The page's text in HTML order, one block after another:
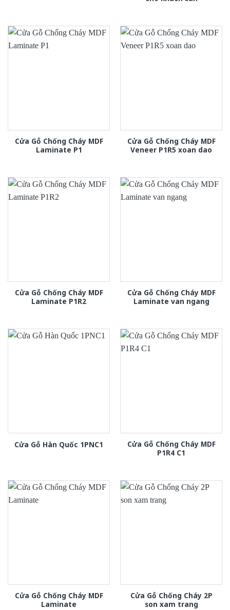
Cửa Gỗ Chống Cháy MDF
Laminate P1
Cửa Gỗ Chống Cháy MDF
Veneer P1R5 xoan dao
Cửa Gỗ Chống Cháy MDF
Laminate P1R2
Cửa Gỗ Chống Cháy MDF
Laminate van ngang
Cửa Gỗ Hàn Quốc 1PNC1
Cửa Gỗ Chống Cháy MDF
P1R4 C1
Cửa Gỗ Chống Cháy MDF
Laminate
Cửa Gỗ Chống Cháy 2P
son xam trang